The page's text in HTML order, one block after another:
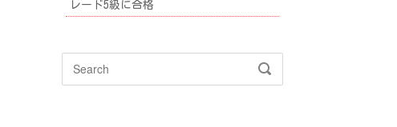
レード5級に合格
Search
SEARCH